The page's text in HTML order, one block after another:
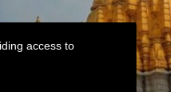
access to